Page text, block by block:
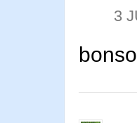
3